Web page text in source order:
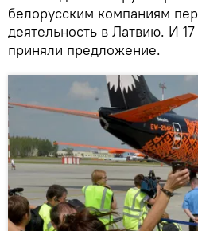
белорусским компаниям
деятельность в Латвию. И
приняли предложение.